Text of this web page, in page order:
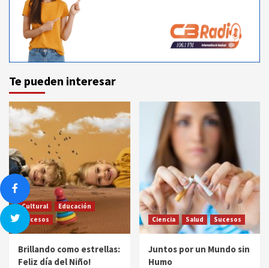
Te pueden interesar
Cultural
Educación
Sucesos
Brillando como estrellas:
Feliz día del Niño!
Ciencia Salud Sucesos
Juntos por un Mundo sin
Humo